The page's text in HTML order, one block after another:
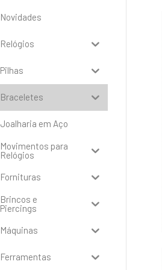
Novidades
Relógios
Pilhas
Braceletes
Joalharia em Aço
Movimentos para
Relógios
Fornituras
Brincos e
Piercings
Máquinas
Ferramentas